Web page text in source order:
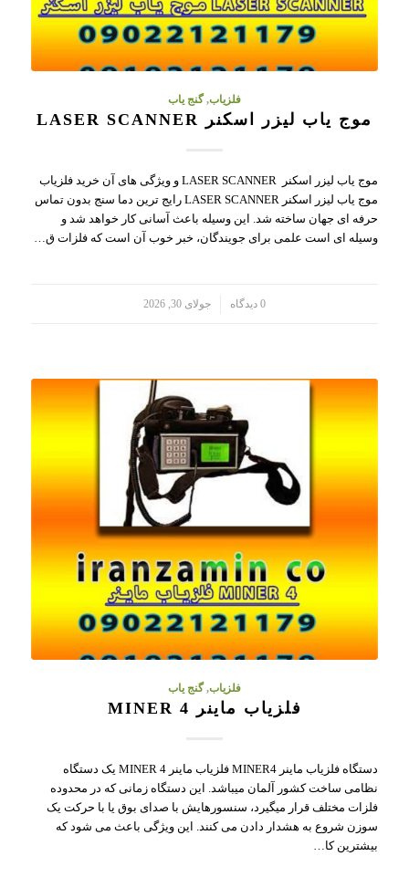
فلزیاب, گنج یاب
موج یاب لیزر اسکنر LASER SCANNER
موج یاب لیزر اسکنر LASER SCANNER و ویژگی های آن خرید فلزیاب
موج یاب لیزر اسکنر LASER SCANNER رایج ترین دما سنج بدون تماس
حرفه ای جهان ساخته شد. این وسیله باعث آسانی کار خواهد شد و
وسیله ای است علمی برای جویندگان، خبر خوب آن است که فلزات ق…
0 دیدگاه جولای 30, 2026
فلزیاب,گنج یاب
فلزیاب ماینر MINER 4
دستگاه فلزیاب ماینر MINER4 فلزیاب ماینر MINER 4 یک دستگاه
نظامی ساخت کشور آلمان میباشد. این دستگاه زمانی که در محدوده
فلزات مختلف قرار میگیرد، سنسورهایش با صدای بوق یا با حرکت یک
سوزن شروع به هشدار دادن می کنند. این ویژگی باعث می شود که
بیشترین کا…